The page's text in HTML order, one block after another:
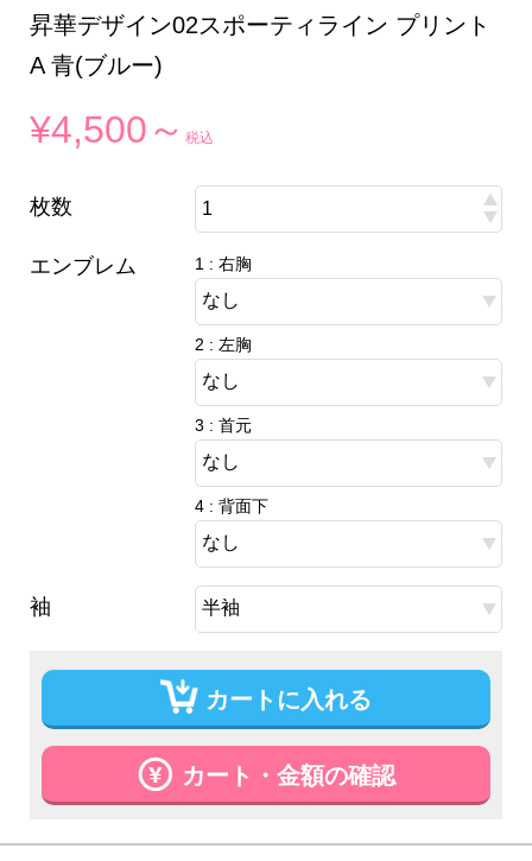
昇華デザイン02スポーティライン プリント
A 青(ブルー)
¥4,500～税込
枚数
エンブレム 1 : 右胸
2 : 左胸
3 : 首元
4 : 背面下
袖
カートに入れる
カート・金額の確認